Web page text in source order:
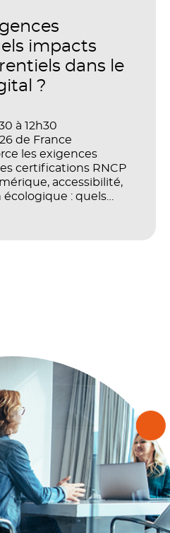
compétences, la
des
impacts
dans le
?
à 12h30
de France
les exigences
certifications RNCP
accessibilité,
écologique : quels
les référentiels dans